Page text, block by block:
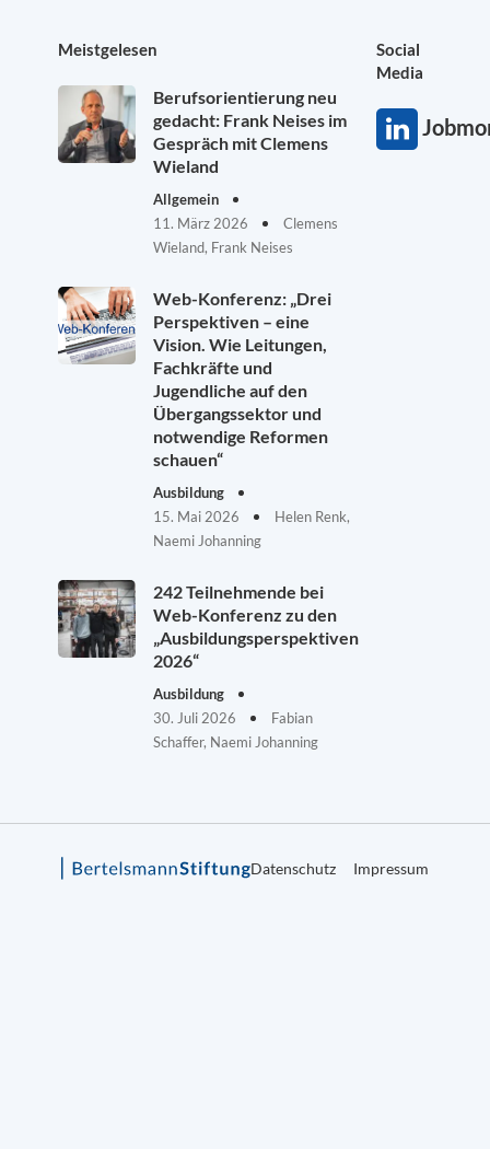
Meistgelesen
Berufsorientierung neu
gedacht: Frank Neises im
Gespräch mit Clemens
Wieland
Allgemein
11. März 2026
Clemens
Wieland, Frank Neises
Web-Konferenz: „Drei
Perspektiven – eine
Vision. Wie Leitungen,
Fachkräfte und
Jugendliche auf den
Übergangssektor und
notwendige Reformen
schauen“
Ausbildung
15. Mai 2026
Helen Renk,
Naemi Johanning
242 Teilnehmende bei
Web-Konferenz zu den
„Ausbildungsperspektiven
2026“
Ausbildung
30. Juli 2026
Fabian
Schaffer, Naemi Johanning
Social
Media
Datenschutz Impressum